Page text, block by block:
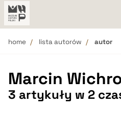
home lista autorów autor
Marcin
3 artykuły w 2